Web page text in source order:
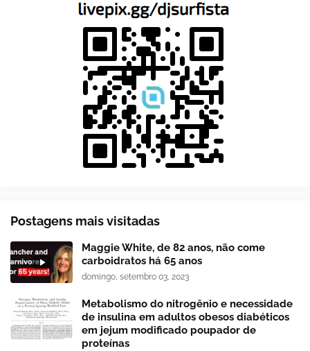
Postagens mais visitadas
Maggie White, de 82 anos, não come
carboidratos há 65 anos
domingo, setembro 03, 2023
Metabolismo do nitrogênio e necessidade
de insulina em adultos obesos diabéticos
em jejum modificado poupador de
proteínas